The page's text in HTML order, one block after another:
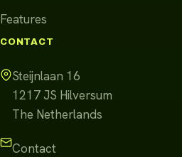
Features
CONTACT
Steijnlaan 16
1217 JS Hilversum
The Netherlands
Contact